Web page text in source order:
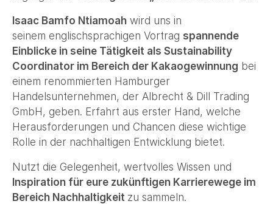
Isaac Bamfo Ntiamoah wird uns in
seinem englischsprachigen Vortrag spannende
Einblicke in seine Tätigkeit als Sustainability
Coordinator im Bereich der Kakaogewinnung bei
einem renommierten Hamburger
Handelsunternehmen, der Albrecht & Dill Trading
GmbH, geben. Erfahrt aus erster Hand, welche
Herausforderungen und Chancen diese wichtige
Rolle in der nachhaltigen Entwicklung bietet.
Nutzt die Gelegenheit, wertvolles Wissen und
Inspiration für eure zukünftigen Karrierewege im
Bereich Nachhaltigkeit zu sammeln.